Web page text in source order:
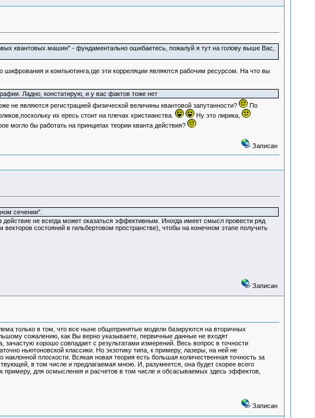
квантовых машин" - фундаментально ошибаетесь, пожалуй я тут на голову выше Вас,
и компьютинга,где эти корреляции являются рабочим ресурсом. На что вы
Ладно, констатирую, и у вас фактов тоже нет
не являются регистрацией физической величины квантовой запутанности?
По
их ересь стоит на плечах христианства.
Ну это лирика,
могло бы работать на принципах теории кванта действия?
Записан
сечении".
не всегда может оказаться эффективным. Иногда имеет смысл провести ряд
состояний в гильбертовом пространстве), чтобы на конечном этапе получить
Записан
только в том, что все ныне общепринятые модели базируются на вторичных
сожалению, как Вы верно указываете, первичные данные не входят
хорошо совпадает с результатами измерений. Весь вопрос в точности
ньютоновской классики. Но экзотику типа, к примеру, лазеры, на ней не
плоскости. Всякая новая теория есть большая количественная точность за
в том числе и предлагаемая мною. И, разумеется, она будет скорее всего
для осмысления и расчетов в том числе и обсасываемых здесь эффектов,
Записан